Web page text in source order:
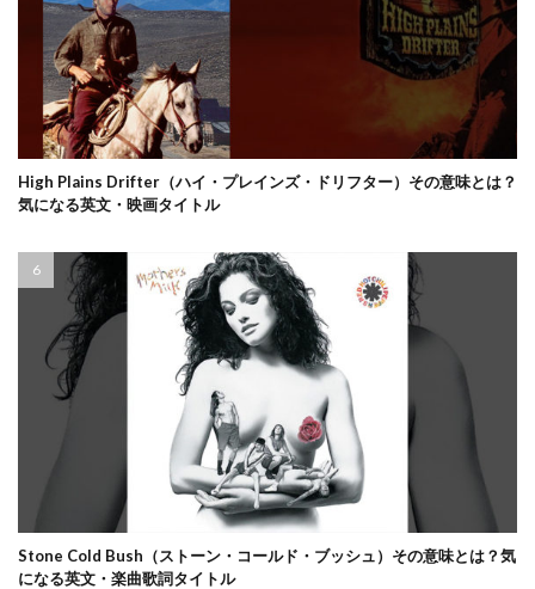
High Plains Drifter（ハイ・プレインズ・ドリフター）その意味とは？
気になる英文・映画タイトル
Stone Cold Bush（ストーン・コールド・ブッシュ）その意味とは？気
になる英文・楽曲歌詞タイトル